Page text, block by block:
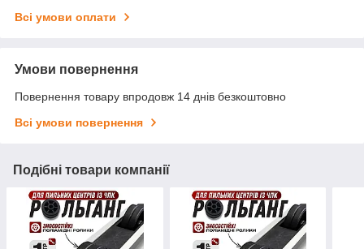
Всі умови оплати
Умови повернення
Повернення товару впродовж 14 днів безкоштовно
Всі умови повернення
Подібні товари компанії